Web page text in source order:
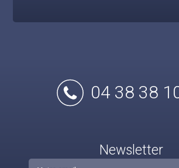
04 38 38
Newsletter